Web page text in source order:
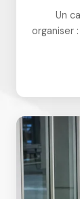
Un
organiser